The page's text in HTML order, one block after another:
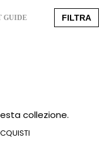
GUIDE FILTRA
collezione.